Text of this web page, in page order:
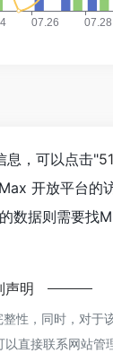
息，可以点击"
开放平台
据则需要找
声明
性，同时，对
直接联系网站管